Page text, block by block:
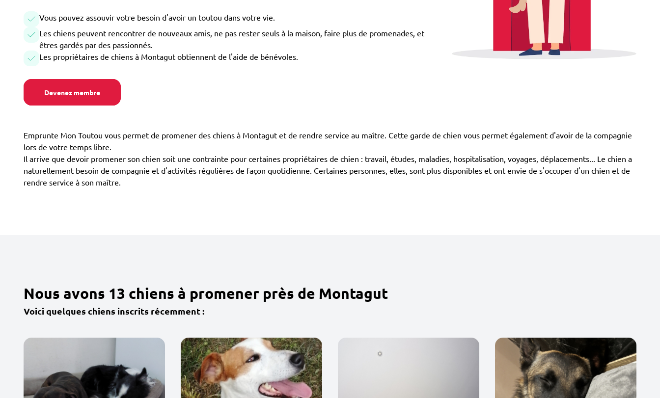
Vous pouvez assouvir votre besoin d'avoir un toutou dans votre vie.
Les chiens peuvent rencontrer de nouveaux amis, ne pas rester seuls à la maison, faire plus de promenades, et
êtres gardés par des passionnés.
Les propriétaires de chiens à Montagut obtiennent de l'aide de bénévoles.
Devenez membre
Emprunte Mon Toutou vous permet de promener des chiens à Montagut et de rendre service au maître. Cette garde de chien vous permet également d'avoir de la compagnie
lors de votre temps libre.
Il arrive que devoir promener son chien soit une contrainte pour certaines propriétaires de chien : travail, études, maladies, hospitalisation, voyages, déplacements... Le chien a
naturellement besoin de compagnie et d'activités régulières de façon quotidienne. Certaines personnes, elles, sont plus disponibles et ont envie de s'occuper d'un chien et de
rendre service à son maître.
Nous avons 13 chiens à promener près de Montagut
Voici quelques chiens inscrits récemment :